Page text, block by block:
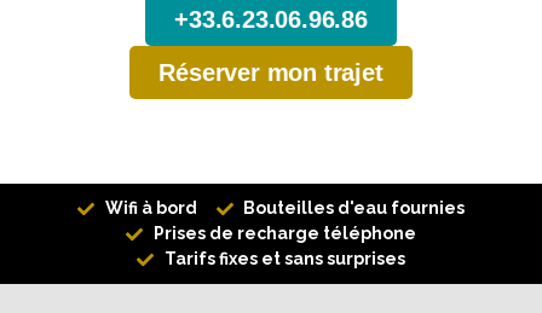
+33.6.23.06.96.86
Réserver mon trajet
Wifi à bord
Bouteilles d'eau fournies
Prises de recharge téléphone
Tarifs fixes et sans surprises